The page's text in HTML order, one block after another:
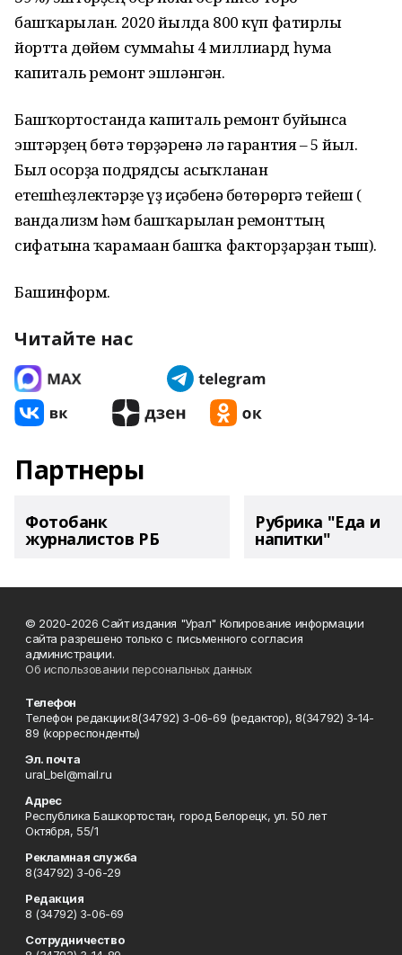
башҡарылған. 2020 йылда 800 күп фатирлы
йортта дөйөм суммаһы 4 миллиард һумға
капиталь ремонт эшләнгән.
Башҡортостанда капиталь ремонт буйынса
эштәрҙең бөтә төрҙәренә лә гарантия – 5 йыл.
Был осорҙа подрядсы асыҡланған
етешһеҙлектәрҙе үҙ иҫәбенә бөтөрөргә тейеш (
вандализм һәм башҡарылған ремонттың
сифатына ҡарамаған башҡа факторҙарҙан тыш).
Башинформ.
Читайте нас
Партнеры
Фотобанк
журналистов РБ
Рубрика "Еда и
напитки"
© 2020-2026 Сайт издания "Урал" Копирование информации
сайта разрешено только с письменного согласия
администрации.
Об использовании персональных данных
Телефон
Телефон редакции:8(34792) 3-06-69 (редактор), 8(34792) 3-14-
89 (корреспонденты)
Эл. почта
ural_bel@mail.ru
Адрес
Республика Башкортостан, город Белорецк, ул. 50 лет
Октября, 55/1
Рекламная служба
8(34792) 3-06-29
Редакция
8 (34792) 3-06-69
Сотрудничество